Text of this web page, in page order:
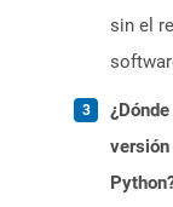
sin el
versión